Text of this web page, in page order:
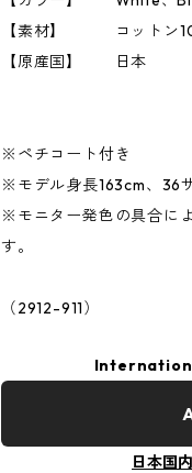
【素材】 コットン
【原産国】 日本
※ペチコート付き
※モデル身長163cm、36
※モニター発色の具合に
す。
（2912-911）
日本国